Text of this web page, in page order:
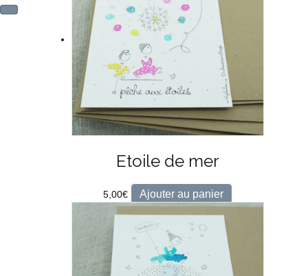
Etoile de mer
5,00€ Ajouter au panier